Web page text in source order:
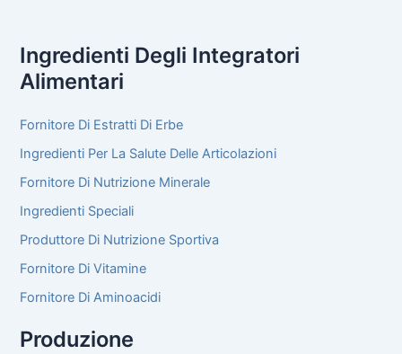
Ingredienti Degli Integratori
Alimentari
Fornitore Di Estratti Di Erbe
Ingredienti Per La Salute Delle Articolazioni
Fornitore Di Nutrizione Minerale
Ingredienti Speciali
Produttore Di Nutrizione Sportiva
Fornitore Di Vitamine
Fornitore Di Aminoacidi
Produzione